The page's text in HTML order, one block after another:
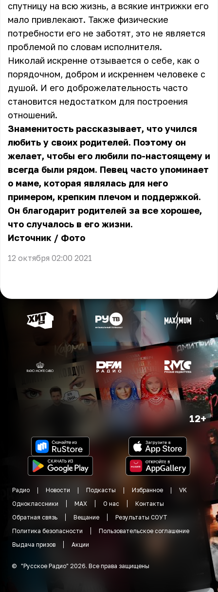
спутницу на всю жизнь, а всякие интрижки его
мало привлекают. Также физические
потребности его не заботят, это не является
проблемой по словам исполнителя.
Николай искренне отзывается о себе, как о
порядочном, добром и искреннем человеке с
душой. И его доброжелательность часто
становится недостатком для построения
отношений.
Знаменитость рассказывает, что учился
любить у своих родителей. Поэтому он
желает, чтобы его любили по-настоящему и
всегда были рядом. Певец часто упоминает
о маме, которая являлась для него
примером, крепким плечом и поддержкой.
Он благодарит родителей за все хорошее,
что случалось в его жизни.
Источник / Фото
12 октября 02:00 2021
12+
Радио Новости Подкасты Избранное
VK
Одноклассники
MAX О нас
Контакты
Обратная связь
Вещание
Результаты СОУТ
Политика безопасности
Пользовательское соглашение
Выдача призов
Акции
© "Русское Радио" 2026. Все права защищены